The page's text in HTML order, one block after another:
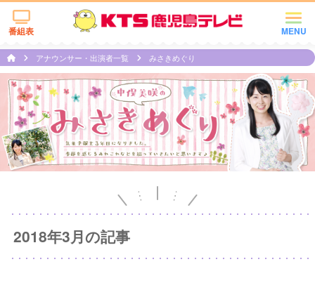
MENU
番組表
アナウンサー・出演者一覧 みさきめぐり
2018年3月の記事